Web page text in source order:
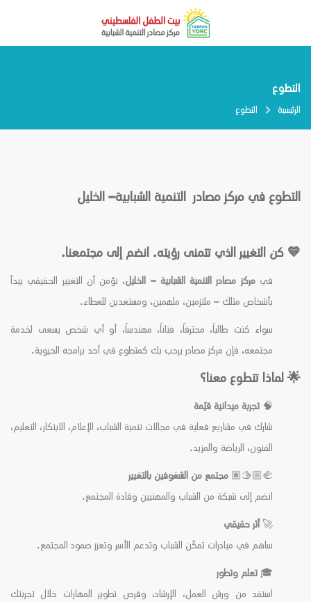
التطوع
الرئيسية التطوع
التطوع في مركز مصادر التنمية الشبابية– الخليل
💙 كن التغيير الذي تتمنى رؤيته. انضم إلى مجتمعنا.
فيمركز مصادر التنمية الشبابية – الخليل، نؤمن أن التغيير الحقيقي يبدأ
بأشخاص مثلك – ملتزمين، ملهمين، ومستعدين للعطاء.
سواء كنت طالباً، محترفاً، فناناً، مهندساً، أو أي شخص يسعى لخدمة
مجتمعه، فإن مركز مصادر يرحب بك كمتطوع في أحد برامجه الحيوية.
🌟 لماذا تتطوع معنا؟
🧠 تجربة ميدانية قيّمة
شارك في مشاريع فعلية في مجالات تنمية الشباب، الإعلام، الابتكار، التعليم،
الفنون، الرياضة والمزيد.
🫱🏼‍🫲🏽
مجتمع من الشغوفين بالتغيير
انضم إلى شبكة من الشباب والمهنيين وقادة المجتمع.
🚀أثر حقيقي
ساهم في مبادرات تمكّن الشباب وتدعم الأسر وتعزز صمود المجتمع.
🎓تعلم وتطور
استفد من ورش العمل، الإرشاد، وفرص تطوير المهارات خلال تجربتك